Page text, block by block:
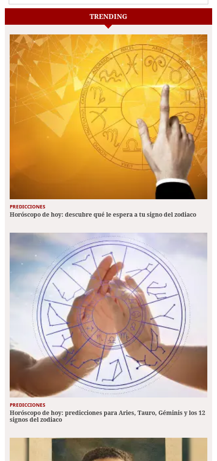
TRENDING
PREDICCIONES
Horóscopo de hoy: descubre qué le espera a tu signo del zodiaco
PREDICCIONES
Horóscopo de hoy: predicciones para Aries, Tauro, Géminis y los 12
signos del zodiaco